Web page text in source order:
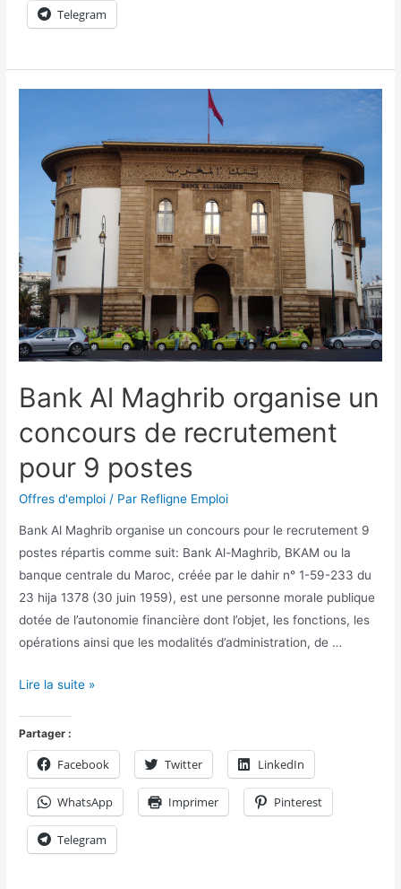
Telegram
Bank Al Maghrib organise un
concours de recrutement
pour 9 postes
Offres d'emploi / Par Refligne Emploi
Bank Al Maghrib organise un concours pour le recrutement 9
postes répartis comme suit: Bank Al-Maghrib, BKAM ou la
banque centrale du Maroc, créée par le dahir n° 1-59-233 du
23 hija 1378 (30 juin 1959), est une personne morale publique
dotée de l’autonomie financière dont l’objet, les fonctions, les
opérations ainsi que les modalités d’administration, de …
Lire la suite »
Partager :
Facebook Twitter LinkedIn
WhatsApp Imprimer Pinterest
Telegram